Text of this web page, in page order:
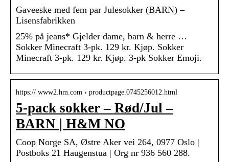
Gaveeske med fem par Julesokker (BARN) –
Lisensfabrikken
25% på jeans* Gjelder dame, barn & herre …
Sokker Minecraft 3-pk. 129 kr. Kjøp. Sokker
Minecraft 3-pk. 129 kr. Kjøp. 3-pk Sokker Emoji.
https:// www2.hm.com › productpage.0745256012.html
5-pack sokker – Rød/Jul –
BARN | H&M NO
Coop Norge SA, Østre Aker vei 264, 0977 Oslo |
Postboks 21 Haugenstua | Org nr 936 560 288.